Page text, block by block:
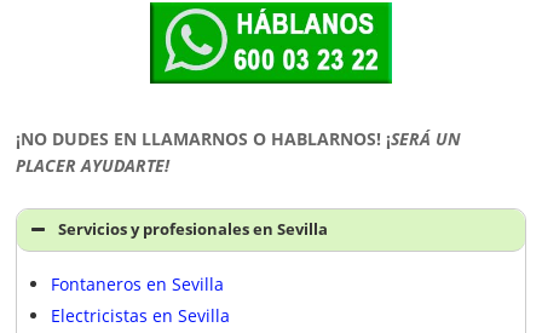
¡NO DUDES EN LLAMARNOS O HABLARNOS! ¡SERÁ UN
PLACER AYUDARTE!
Servicios y profesionales en Sevilla
Fontaneros en Sevilla
Electricistas en Sevilla